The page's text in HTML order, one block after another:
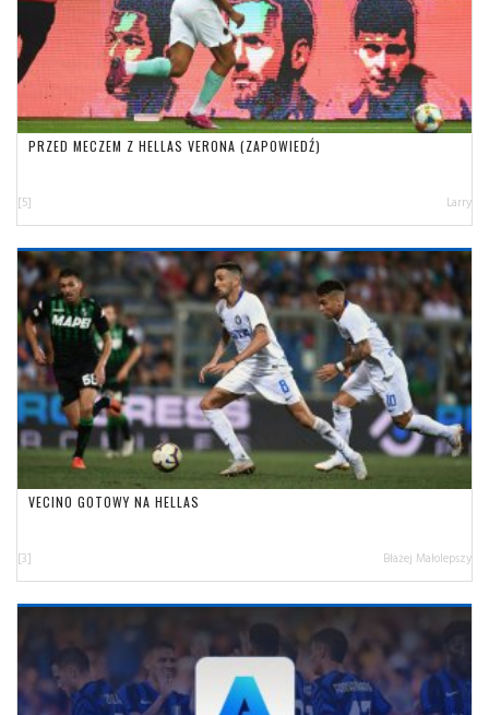
PRZED MECZEM Z HELLAS VERONA (ZAPOWIEDŹ)
[5] Larry
VECINO GOTOWY NA HELLAS
[3] Błażej Małolepszy